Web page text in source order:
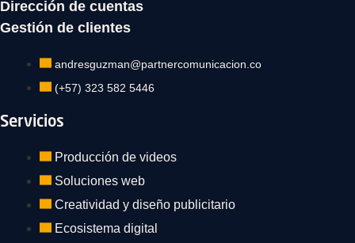
Dirección de cuentas
Gestión de clientes
andresguzman@partnercomunicacion.co
(+57) 323 582 5446
Servicios
Producción de videos
Soluciones web
Creatividad y diseño publicitario
Ecosistema digital